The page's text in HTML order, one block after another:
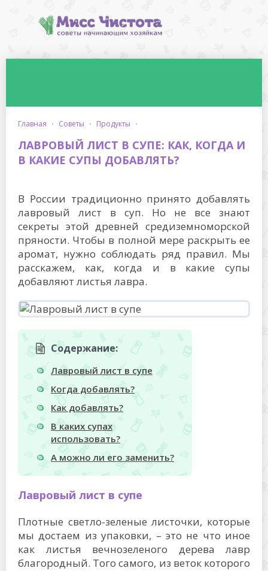
главная · советы · продукты ·
ЛАВРОВЫЙ ЛИСТ В СУПЕ: КАК, КОГДА И
В КАКИЕ СУПЫ ДОБАВЛЯТЬ?
В России традиционно принято добавлять
лавровый лист в суп. Но не все знают
секреты этой древней средиземноморской
пряности. Чтобы в полной мере раскрыть ее
аромат, нужно соблюдать ряд правил. Мы
расскажем, как, когда и в какие супы
добавляют листья лавра.
Содержание:
Лавровый лист в супе
Когда добавлять?
Как добавлять?
В каких супах
использовать?
А можно ли его заменить?
Лавровый лист в супе
Плотные светло-зеленые листочки, которые
мы достаем из упаковки, – это не что иное
как листья вечнозеленого дерева лавр
благородный. Того самого, из веток которого